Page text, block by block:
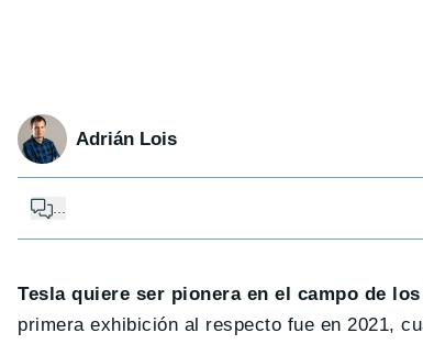
Adrián Lois
...
Tesla quiere ser pionera en el campo de
primera exhibición al respecto fue en 2021,